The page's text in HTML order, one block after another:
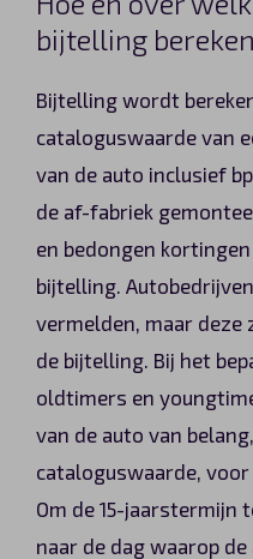
bijtelling
Bijtelling wordt
cataloguswaarde van
van de auto inclusief
de af-fabriek
en bedongen
bijtelling.
vermelden, maar deze
de bijtelling. Bij het
oldtimers en
van de auto van
cataloguswaarde, voor
Om de 15-jaarstermijn
naar de dag waarop